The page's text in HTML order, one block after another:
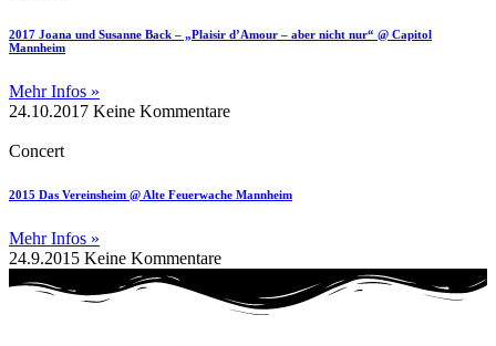
2017 Joana und Susanne Back – „Plaisir d’Amour – aber nicht nur“ @ Capitol
Mannheim
Mehr Infos »
24.10.2017 Keine Kommentare
Concert
2015 Das Vereinsheim @ Alte Feuerwache Mannheim
Mehr Infos »
24.9.2015 Keine Kommentare